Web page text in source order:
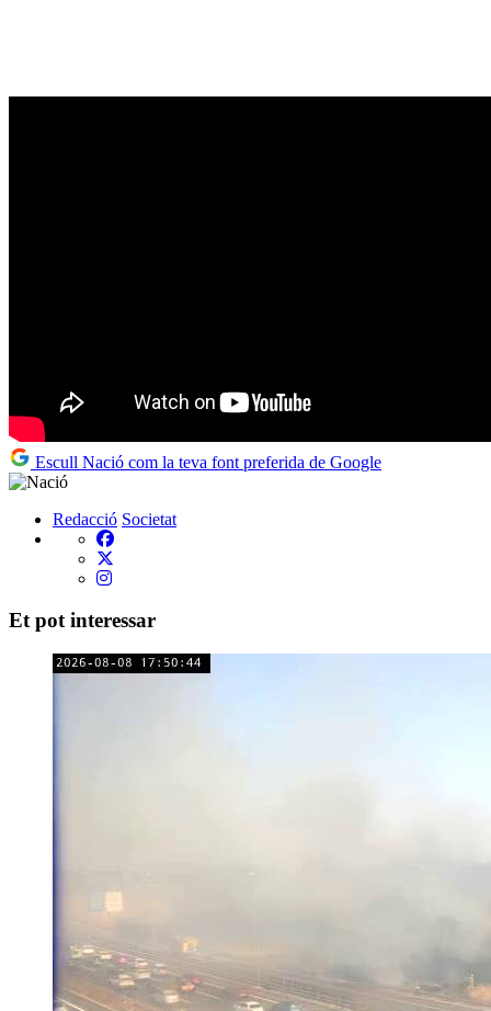
Escull Nació com la teva font preferida de Google
Redacció Societat
Et pot interessar